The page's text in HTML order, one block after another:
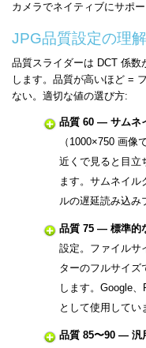
カメラでネイティブにサポー
JPG品質設定の理解
品質スライダーは DCT 係
します。品質が高いほど =
ない。適切な値の選び方:
品質 60 — サムネ
（1000×750 画像
近くで見ると目立
ます。サムネイル
ルの遅延読み込み
品質 75 — 標準的
設定。ファイルサ
ターのフルサイズ
します。Google
として使用してい
品質 85〜90 — 汎